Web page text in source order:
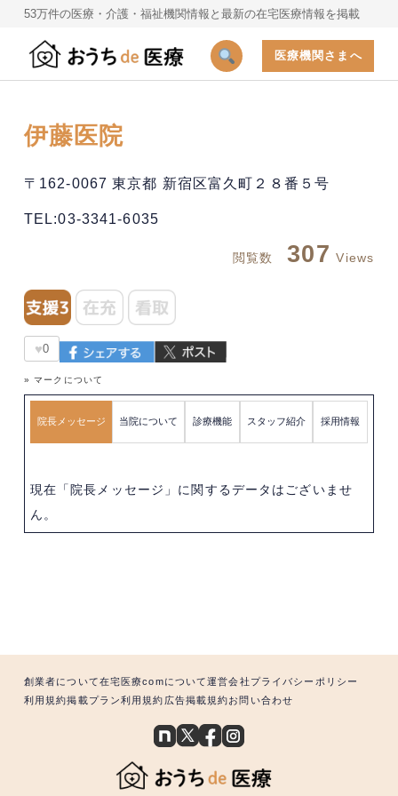
53万件の医療・介護・福祉機関情報と最新の在宅医療情報を掲載
医療機関さまへ
伊藤医院
〒162-0067 東京都 新宿区富久町２８番５号
TEL:03-3341-6035
閲覧数 307 Views
♥0
» マークについて
院長メッセージ 当院について 診療機能 スタッフ紹介 採用情報
現在「院長メッセージ」に関するデータはございませ
ん。
創業者について在宅医療comについて運営会社 プライバシーポリシー
利用規約掲載プラン利用規約 広告掲載規約お問い合わせ